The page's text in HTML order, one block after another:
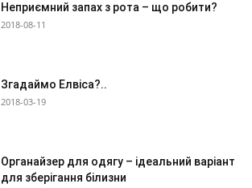
Неприємний запах з рота – що робити?
2018-08-11
Згадаймо Елвіса?..
2018-03-19
Органайзер для одягу – ідеальний варіант
для зберігання білизни